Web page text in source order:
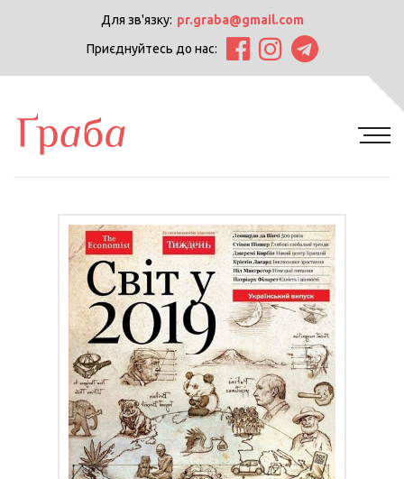
Для зв'язку: pr.graba@gmail.com
Приєднуйтесь до нас: